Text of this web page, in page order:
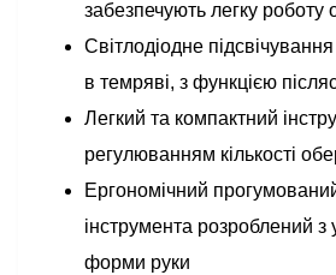
забезпечують легку роботу
Світлодіодне
в темряві, з функцією
Легкий та компактний
регулюванням кількості
Ергономічний
інструмента розроблений
форми руки